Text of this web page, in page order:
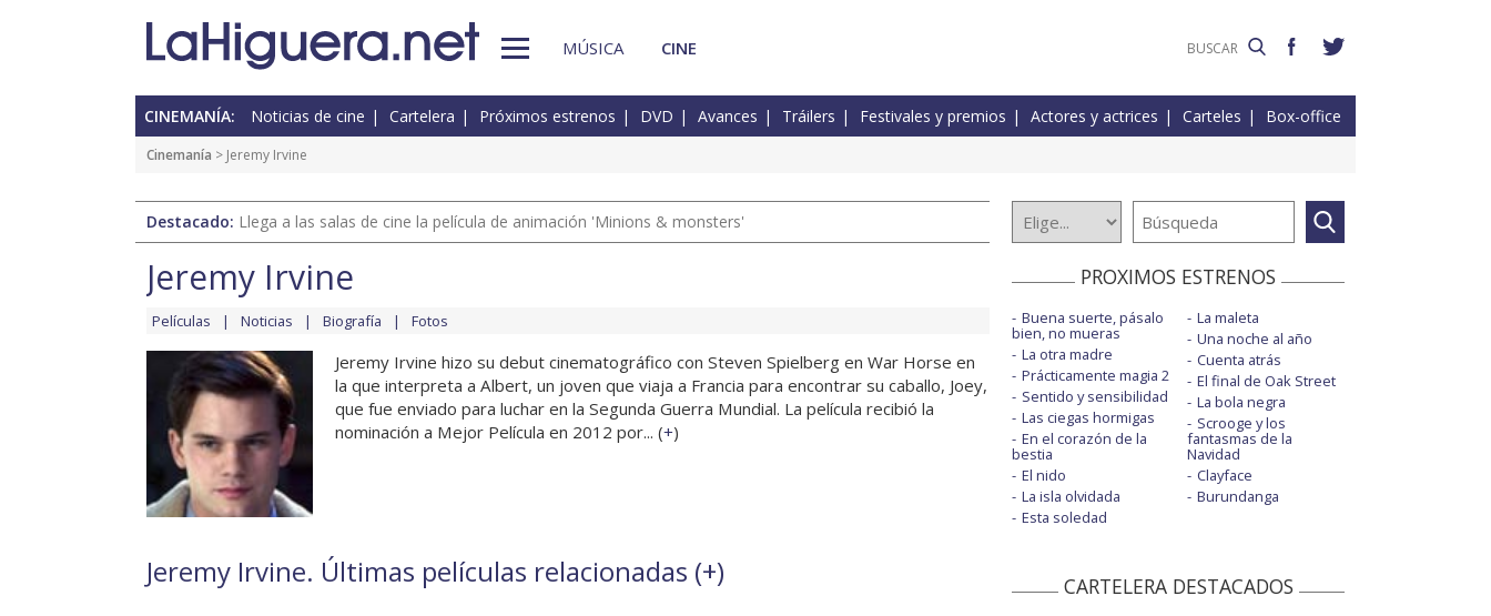
MÚSICA CINE
CINEMANÍA: Noticias de cine Cartelera Próximos estrenos DVD Avances Tráilers Festivales y premios Actores y actrices Carteles Box-office
Cinemanía > Jeremy Irvine
Destacado: Llega a las salas de cine la película de animación 'Minions & monsters'
Jeremy Irvine
Películas Noticias Biografía Fotos
Jeremy Irvine hizo su debut cinematográfico con Steven Spielberg en War Horse en
la que interpreta a Albert, un joven que viaja a Francia para encontrar su caballo, Joey,
que fue enviado para luchar en la Segunda Guerra Mundial. La película recibió la
nominación a Mejor Película en 2012 por... (+)
Jeremy Irvine. Últimas películas relacionadas (+)
PROXIMOS ESTRENOS
Buena suerte, pásalo
bien, no mueras
La otra madre
Prácticamente magia 2
Sentido y sensibilidad
Las ciegas hormigas
En el corazón de la
bestia
El nido
La isla olvidada
Esta soledad
La maleta
Una noche al año
Cuenta atrás
El final de Oak Street
La bola negra
Scrooge y los
fantasmas de la
Navidad
Clayface
Burundanga
CARTELERA DESTACADOS